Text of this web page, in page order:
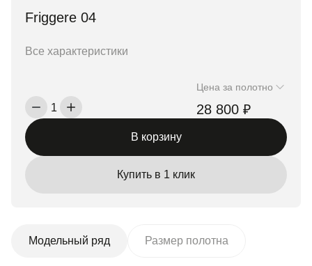
Friggere 04
Все характеристики
1
Цена за полотно
28 800 ₽
В корзину
Купить в 1 клик
Модельный ряд Размер полотна